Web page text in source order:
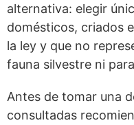
alternativa: elegir
domésticos, criados
la ley y que no
fauna silvestre ni
Antes de tomar una
consultadas